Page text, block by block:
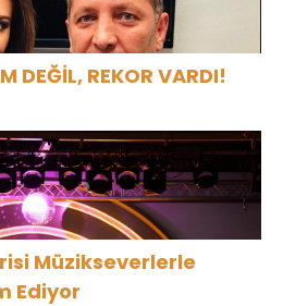
DEĞİL, REKOR VARDI!
Müzikseverlerle
Ediyor